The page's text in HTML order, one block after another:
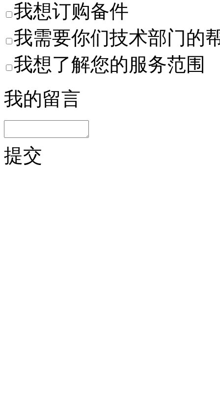
我想订购备件
我需要你们技术部门的
我想了解您的服务范围
我的留言
提交